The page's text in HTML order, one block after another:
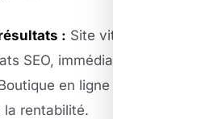
: Site vitrine : 2 à
SEO, immédiat pour les
en ligne : 6 à 18
rentabilité.